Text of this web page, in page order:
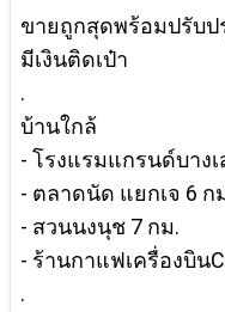
ขายถูกสุดพร้อมปรับป
มีเงินติดเป๋า
.
บ้านใกล้
- โรงแรมแกรนด์บางเ
- ตลาดนัด แยกเจ 6 ก
- สวนนงนุช 7 กม.
- ร้านกาแฟเครื่องบิน
.